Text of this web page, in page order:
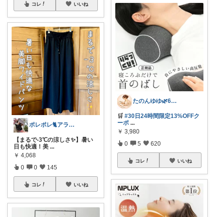
コレ いいね
ポレポレ🐈アラフィフの可愛い図鑑
【まるで-3℃の涼しさ✨】暑い
日も快適！美 ...
￥ 4,068
0 0 145
コレ いいね
たのんゆゆ🌿6日感謝です💐
🛒 #30日24時間限定13%OFFク
ーポ ...
￥ 3,980
0 5 620
コレ いいね